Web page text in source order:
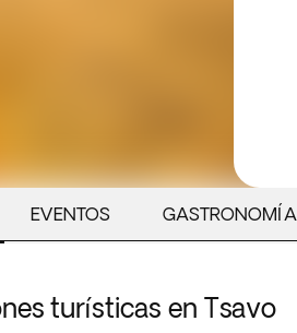
EVENTOS GASTRONOMÍA
turísticas en Tsavo